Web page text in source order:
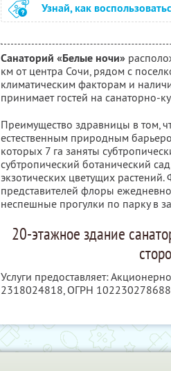
Узнай, как
Санаторий «Белые ночи»
км от центра Сочи, рядом с
климатическим факторам и
принимает гостей на санаторно-
Преимущество здравницы в том,
естественным природным
которых 7 га заняты
субтропический ботанический
экзотических цветущих
представителей флоры
неспешные прогулки по парку в
20-этажное здание
Услуги предоставляет:
2318024818, ОГРН